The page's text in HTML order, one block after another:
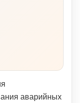
аварийных